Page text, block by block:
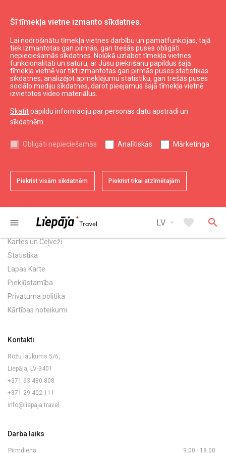
Šī tīmekļa vietne izmanto sīkdatnes.
Lai nodrošinātu tīmekļa vietnes darbību un pamatfunkcijas, tajā
tiek izmantotas gan pirmās, gan trešās puses obligāti
nepieciešamās sīkdatnes. Nolūkā uzlabot tīmekļa vietnes
funkcionalitāti un saturu, ar Jūsu piekrišanu papildus šajā
tīmekļa vietnē var tikt izmantotas gan pirmās puses statistikas
sīkdatnes, analizējot apmeklējumu statistiku, gan trešās puses
sociālo mediju sīkdatnes, darot pieejamus šajā tīmekļa vietnē
izvietotos video materiālus.
Skatītpapildu informāciju par personas datu apstrādi un
sīkdatnēm.
Obligāti nepieciešamās Analītiskās Mārketinga
Piekrist visām sīkdatnēm Piekrist tikai atzīmētajām
menu LV arrow_drop_down favorite search
Aktuāli Jaunumi
Uz augšu expand_less
Informācija
Liepājas kultūra
Liepājas sports
Kurzemes tūrisms
Noderīgi
Kartes un Ceļveži
Statistika
Lapas Karte
Piekļūstamība
Privātuma politika
Kārtības noteikumi
Kontakti
Rožu laukums 5/6,
Liepāja, LV-3401
+371 63 480 808
+371 29 402 111
info@liepaja.travel
Darba laiks
Pirmdiena 9.00 - 18.00